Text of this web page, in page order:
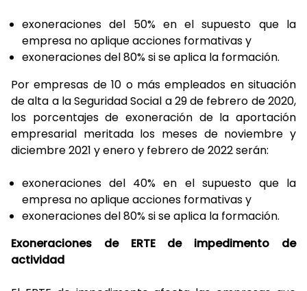
exoneraciones del 50% en el supuesto que la
empresa no aplique acciones formativas y
exoneraciones del 80% si se aplica la formación.
Por empresas de 10 o más empleados en situación
de alta a la Seguridad Social a 29 de febrero de 2020,
los porcentajes de exoneración de la aportación
empresarial meritada los meses de noviembre y
diciembre 2021 y enero y febrero de 2022 serán:
exoneraciones del 40% en el supuesto que la
empresa no aplique acciones formativas y
exoneraciones del 80% si se aplica la formación.
Exoneraciones de ERTE de impedimento de
actividad